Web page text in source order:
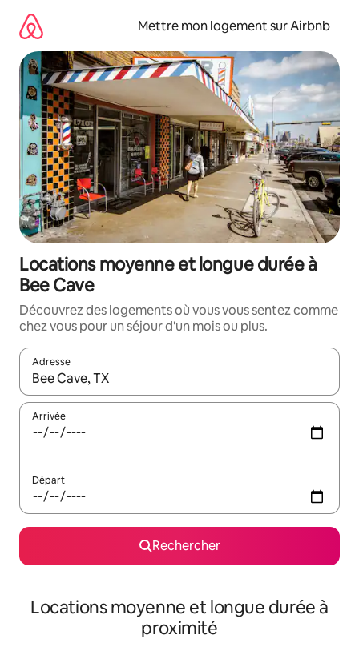
directement
contenu
Mettre mon logement sur Airbnb
Locations moyenne et longue durée à
Bee Cave
Découvrez des logements où vous vous sentez comme
chez vous pour un séjour d'un mois ou plus.
Adresse
Lorsque les résultats s'affichent, utilisez les flèches vers le
Arrivée
Départ
Rechercher
Locations moyenne et longue durée à
proximité